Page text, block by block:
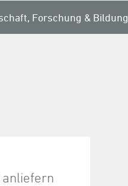
Forschung & Bildung